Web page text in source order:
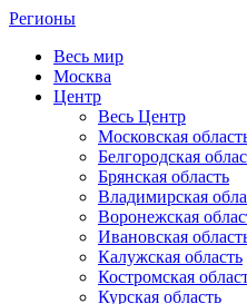
Регионы
Весь мир
Москва
Центр
Весь Центр
Московская
Белгородская
Брянская область
Владимирская
Воронежская
Ивановская
Калужская область
Костромская
Курская область